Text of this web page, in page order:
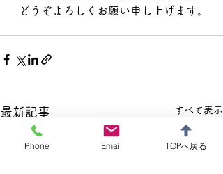
どうぞよろしくお願い申し上げます。
最新記事 すべて表示
Phone Email TOPへ戻る